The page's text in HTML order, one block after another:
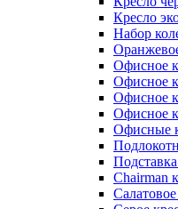
Кресло
Набор
Офисное
Офисное
Офисное
Офисное
Офисные
Сhairman